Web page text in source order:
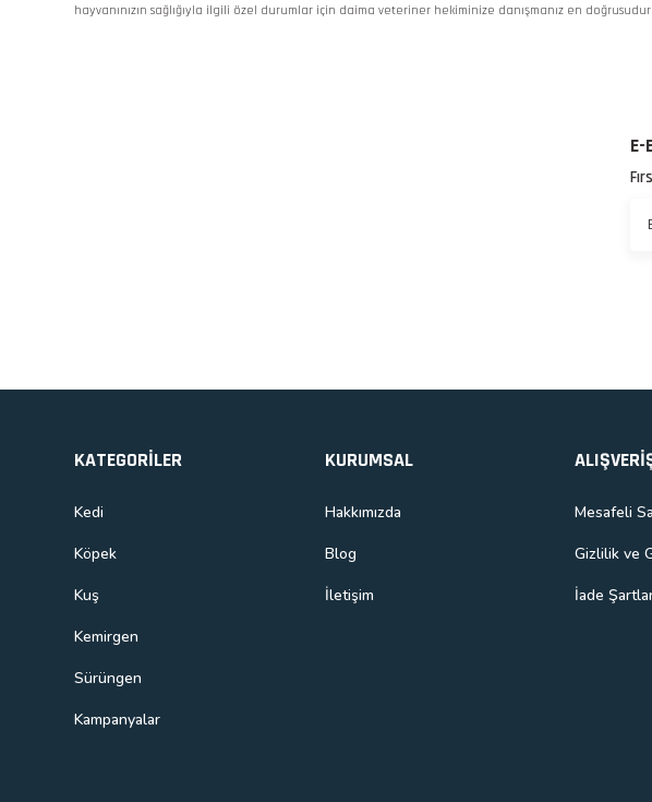
hayvanınızın sağlığıyla ilgili özel durumlar için daima veteriner hekiminize danışmanız en
KATEGORİLER
Kedi
Köpek
Kuş
Kemirgen
Sürüngen
Kampanyalar
KURUMSAL
Hakkımızda
Blog
İletişim
Mesafeli
Gizlilik ve
İade